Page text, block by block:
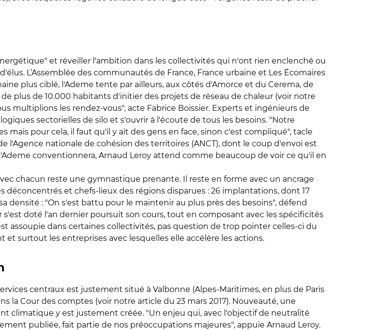
et réveiller l'ambition dans les collectivités qui n'ont rien enclenché ou
L’Assemblée des communautés de France, France urbaine et Les Écomaires
plus ciblé, l'Ademe tente par ailleurs, aux côtés d'Amorce et du Cerema, de
plus de 10.000 habitants d'initier des projets de réseau de chaleur (voir notre
multiplions les rendez-vous", acte Fabrice Boissier. Experts et ingénieurs de
sectorielles de silo et s'ouvrir à l'écoute de tous les besoins. "Notre
mais pour cela, il faut qu'il y ait des gens en face, sinon c'est compliqué", tacle
l'Agence nationale de cohésion des territoires (ANCT), dont le coup d'envoi est
conventionnera, Arnaud Leroy attend comme beaucoup de voir ce qu'il en
chacun reste une gymnastique prenante. Il reste en forme avec un ancrage
déconcentrés et chefs-lieux des régions disparues : 26 implantations, dont 17
densité : "On s'est battu pour le maintenir au plus près des besoins", défend
doté l'an dernier poursuit son cours, tout en composant avec les spécificités
assoupie dans certaines collectivités, pas question de trop pointer celles-ci du
et surtout les entreprises avec lesquelles elle accélère les actions.
centraux est justement situé à Valbonne (Alpes-Maritimes, en plus de Paris
la Cour des comptes (voir notre article du 23 mars 2017). Nouveauté, une
climatique y est justement créée. "Un enjeu qui, avec l'objectif de neutralité
publiée, fait partie de nos préoccupations majeures", appuie Arnaud Leroy.